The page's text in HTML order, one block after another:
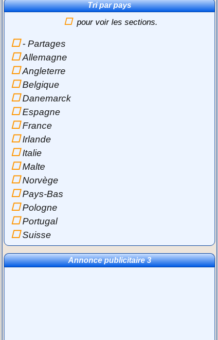
Tri par pays
pour voir les sections.
- Partages
Allemagne
Angleterre
Belgique
Danemarck
Espagne
France
Irlande
Italie
Malte
Norvège
Pays-Bas
Pologne
Portugal
Suisse
Annonce publicitaire 3